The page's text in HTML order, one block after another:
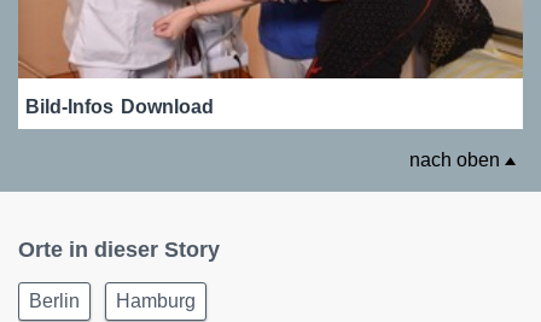
Bild-Infos Download
nach oben
Orte in dieser Story
Berlin Hamburg